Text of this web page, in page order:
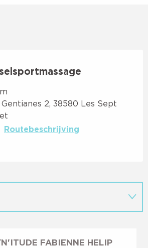
2, 38580 Les Sept
Routebeschrijving
FABIENNE HELIP